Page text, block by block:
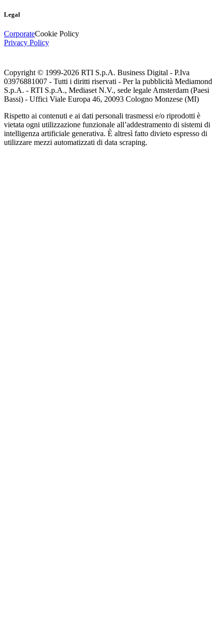
Legal
CorporateCookie Policy
Privacy Policy
Copyright © 1999-2026 RTI S.p.A. Business Digital - P.Iva
03976881007 - Tutti i diritti riservati - Per la pubblicità Mediamond
S.p.A. - RTI S.p.A., Mediaset N.V., sede legale Amsterdam (Paesi
Bassi) - Uffici Viale Europa 46, 20093 Cologno Monzese (MI)
Rispetto ai contenuti e ai dati personali trasmessi e/o riprodotti è
vietata ogni utilizzazione funzionale all’addestramento di sistemi di
intelligenza artificiale generativa. È altresì fatto divieto espresso di
utilizzare mezzi automatizzati di data scraping.